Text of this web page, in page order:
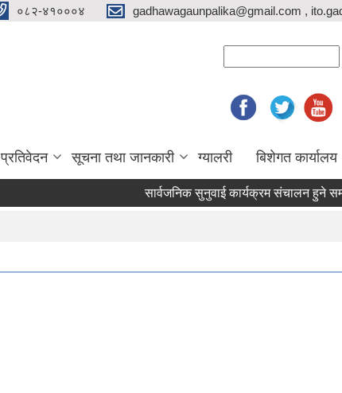
०८२-४१०००४ gadhawagaunpalika@gmail.com ,
प्रतिवेदन सूचना तथा जानकारी ग्यालरी बिशेगत कार्यालय
सार्वजनिक सुनुवाई कार्यक्रम संचालन हुने